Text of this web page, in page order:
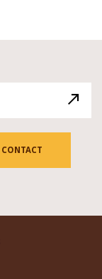
CONTACT